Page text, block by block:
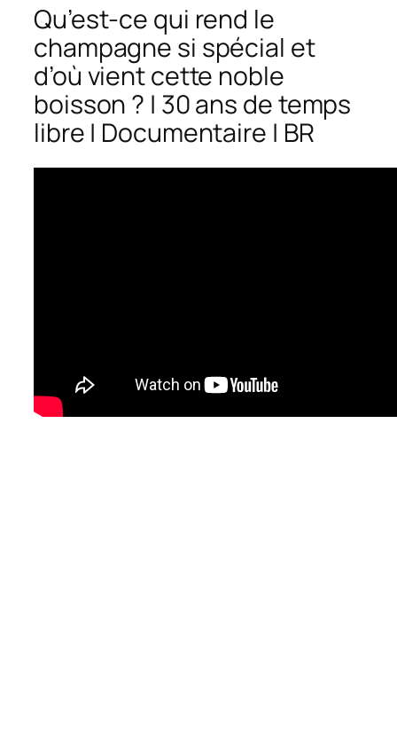
Qu’est-ce qui rend le
champagne si spécial et
d’où vient cette noble
boisson ? | 30 ans de temps
libre | Documentaire | BR